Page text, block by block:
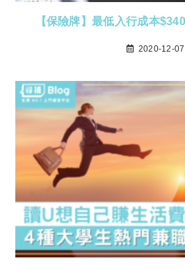
【保險牌】最低入行成本
2020-12-07